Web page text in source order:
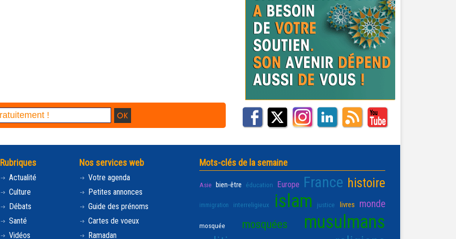
Rubriques
Actualité
Culture
Débats
Santé
Vidéos
Nos services web
Votre agenda
Petites annonces
Guide des prénoms
Cartes de voeux
Ramadan
Mots-clés de la semaine
Asie bien-être éducation Europe France histoire
immigration interreligieux islam justice livres monde
mosquée mosquées musulmans